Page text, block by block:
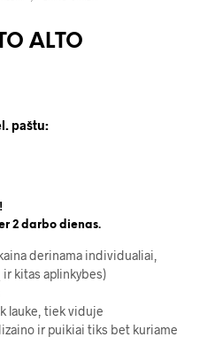
ALTO
paštu:
2 darbo dienas.
derinama individualiai,
kitas aplinkybes)
lauke, tiek viduje
ir puikiai tiks bet kuriame